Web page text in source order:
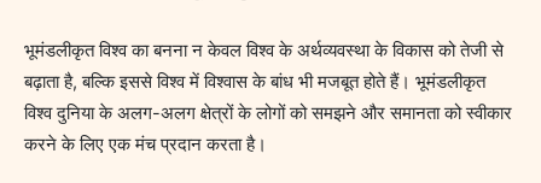
भूमंडलीकृत विश्व का बनना न केवल विश्व के अर्थव्यवस्था के विकास को तेजी से
बढ़ाता है, बल्कि इससे विश्व में विश्वास के बांध भी मजबूत होते हैं। भूमंडलीकृत
विश्व दुनिया के अलग-अलग क्षेत्रों के लोगों को समझने और समानता को स्वीकार
करने के लिए एक मंच प्रदान करता है।